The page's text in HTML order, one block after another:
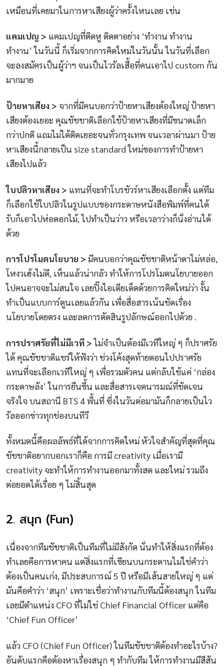
เหมือนที่เคยมาในการหาเสียงผู้ว่าครั้งไหนเลย เช่น
แคมเปญ > แคมเปญที่ติดหู ติดตาอย่าง ‘ทำงาน ทำงาน
ทำงาน’ ในวันนี้ ก็เริ่มจากการคิดใหม่ในวันนั้น ในวันที่เลือก
จะลงสมัครเป็นผู้ว่าฯ จนเป็นไวรัลเสื้อที่คนเอาไป custom กัน
มากมาย
ป้ายหาเสียง > จากที่มีคนบอกว่าป้ายหาเสียงต้องใหญ่ ป้ายหา
เสียงต้องเยอะ คุณชัชชาติเลือกใช้ป้ายหาเสียงที่มีขนาดเล็ก
กว่าปกติ แถมไม่ได้ติดเยอะจนทั่วกรุงเทพ จนเวลาผ่านมา ป้าย
หาเสียงนี้กลายเป็น size standard ใหม่ของการทำป้ายหา
เสียงไปแล้ว
ใบปลิวหาเสียง > แทนที่จะทำโบรชัวร์หาเสียงเลือกตั้ง แต่ทีม
ก็เลือกใช้ใบปลิวในรูปแบบของกระดาษหนังสือพิมพ์ที่คนได้
รับก็เอาไปห่อดอกไม้, ไปทำเป็นว่าว หรือเวลาว่างก็นั่งอ่านได้
ด้วย
การโปรโมตนโยบาย > มีคนบอกว่าคุณชัชชาติหน้าตาไม่หล่อ,
โหงวเฮ้งไม่ดี, เห็นแล้วน่ากลัว ทำให้การโปรโมตนโยบายออก
ไปคนอาจจะไม่สนใจ เลยปิ๊งไอเดียเด็ดด้วยการคิดใหม่ว่า งั้น
ทำเป็นแบบการ์ตูนเลยแล้วกัน เพื่อสื่อสารเน้นชัดเรื่อง
นโยบายโดยตรง และลดการตัดสินรูปลักษณ์ออกไปด้วย .
การปราศรัยที่ไม่มีเวที >ไม่จำเป็นต้องมีเวทีใหญ่ ๆ ก็ปราศรัย
ได้ คุณชัชชาติแชร์ให้ฟังว่า ช่วงโค้งสุดท้ายตอนไปปราศรัย
แทนที่จะเลือกเวทีใหญ่ ๆ เพื่อรวมตัวคน แต่กลับใช้แค่ ‘กล่อง
กระดาษลัง’ ในการยืนขึ้น และสื่อสารเจตนารมณ์ที่ชัดเจน
จริงใจ บนสถานี BTS 4 พื้นที่ ซึ่งในวันต่อมามันก็กลายเป็นไว
รัลออกข่าวทุกช่องบนทีวี
ทั้งหมดนี้คือผลลัพธ์ที่ได้จากการคิดใหม่ หัวใจสำคัญที่สุดที่คุณ
ชัชชาติอยากบอกเราก็คือ การมี creativity เมื่อเรามี
creativity จะทำให้การทำงานออกมาทั้งสด และใหม่ รวมถึง
ต่อยอดได้เรื่อย ๆ ไม่สิ้นสุด
2. สนุก (Fun)
เนื่องจากทีมชัชชาติเป็นทีมที่ไม่มีสังกัด นั่นทำให้สิ่งแรกที่ต้อง
ทำเลยคือการหาคน แต่สิ่งแรกที่เขียนบนกระดานไม่ใช่คำว่า
ต้องเป็นคนเก่ง, มีประสบการณ์ 5 ปี หรือมีเส้นสายใหญ่ ๆ แต่
มันคือคำว่า ‘สนุก’ เพราะเชื่อว่าทำงานกับทีมนี้ต้องสนุก ในทีม
เลยมีตำแหน่ง CFO ที่ไม่ใช่ Chief Financial Officer แต่คือ
‘Chief Fun Officer’
แล้ว CFO (Chief Fun Officer) ในทีมชัชชาติต้องทำอะไรบ้าง?
อันดับแรกคือต้องหาเรื่องสนุก ๆ ทำกับทีม ให้การทำงานมีสีสัน